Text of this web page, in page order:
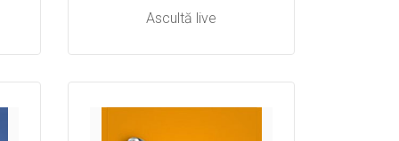
Ascultă live